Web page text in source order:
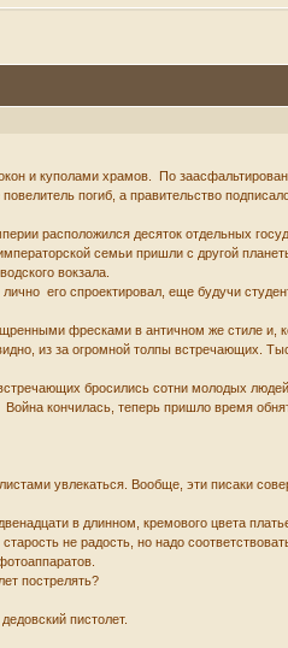
и куполами храмов. По
погиб, а правительство
расположился десяток отдельных
семьи пришли с другой
вокзала.
его спроектировал, еще будучи
фресками в античном же стиле и,
из за огромной толпы встречающих.
бросились сотни молодых
кончилась, теперь пришло время
увлекаться. Вообще, эти писаки
в длинном, кремового цвета
не радость, но надо
пострелять?
пистолет.